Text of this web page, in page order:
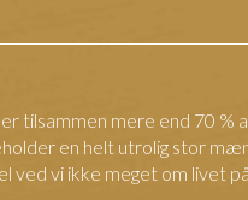
tilsammen mere end 70 %
en helt utrolig stor
ved vi ikke meget om livet